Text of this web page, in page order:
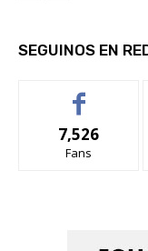
SEGUINOS EN
7,526
Fans